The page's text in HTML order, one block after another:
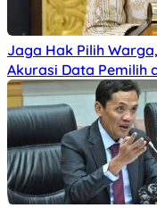
Jaga Hak Pilih
Akurasi Data Pemilih